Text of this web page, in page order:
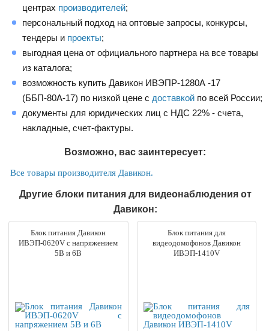
центрах производителей;
персональный подход на оптовые запросы, конкурсы,
тендеры и проекты;
выгодная цена от официального партнера на все товары
из каталога;
возможность купить Давикон ИВЭПР-1280А -17
(ББП-80А-17) по низкой цене с доставкой по всей России;
документы для юридических лиц с НДС 22% - счета,
накладные, счет-фактуры.
Возможно, вас заинтересует:
Все товары производителя Давикон.
Другие блоки питания для видеонаблюдения от
Давикон:
Блок питания Давикон
ИВЭП-0620V с напряжением
5В и 6В
Блок питания для
видеодомофонов Давикон
ИВЭП-1410V